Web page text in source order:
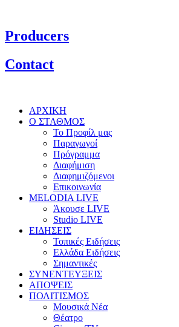
Producers
Contact
ΑΡΧΙΚΗ
Ο ΣΤΑΘΜΟΣ
Το Προφίλ μας
Παραγωγοί
Πρόγραμμα
Διαφήμιση
Διαφημιζόμενοι
Επικοινωνία
MELODIA LIVE
Άκουσε LIVE
Studio LIVE
ΕΙΔΗΣΕΙΣ
Τοπικές Ειδήσεις
Ελλάδα Ειδήσεις
Σημαντικές
ΣΥΝΕΝΤΕΥΞΕΙΣ
ΑΠΟΨΕΙΣ
ΠΟΛΙΤΙΣΜΟΣ
Μουσικά Νέα
Θέατρο